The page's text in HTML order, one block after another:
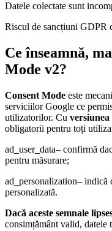
Datele colectate sunt
Riscul de sancțiuni GDPR
Ce înseamnă,
Mode v2?
Consent Mode este
serviciilor Google ce
utilizatorilor. Cu versiunea
obligatorii pentru toți
ad_user_data– confirmă
pentru măsurare;
ad_personalization–
personalizată.
Dacă aceste semnale
consimțământ valid, datele